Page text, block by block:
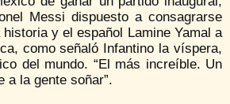
Messi dispuesto a consagrarse
y el español Lamine Yamal a
como señaló Infantino la víspera,
del mundo. “El más increíble. Un
a la gente soñar”.